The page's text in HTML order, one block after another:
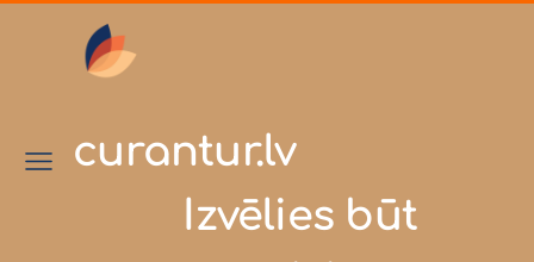
curantur.lv
Izvēlies būt